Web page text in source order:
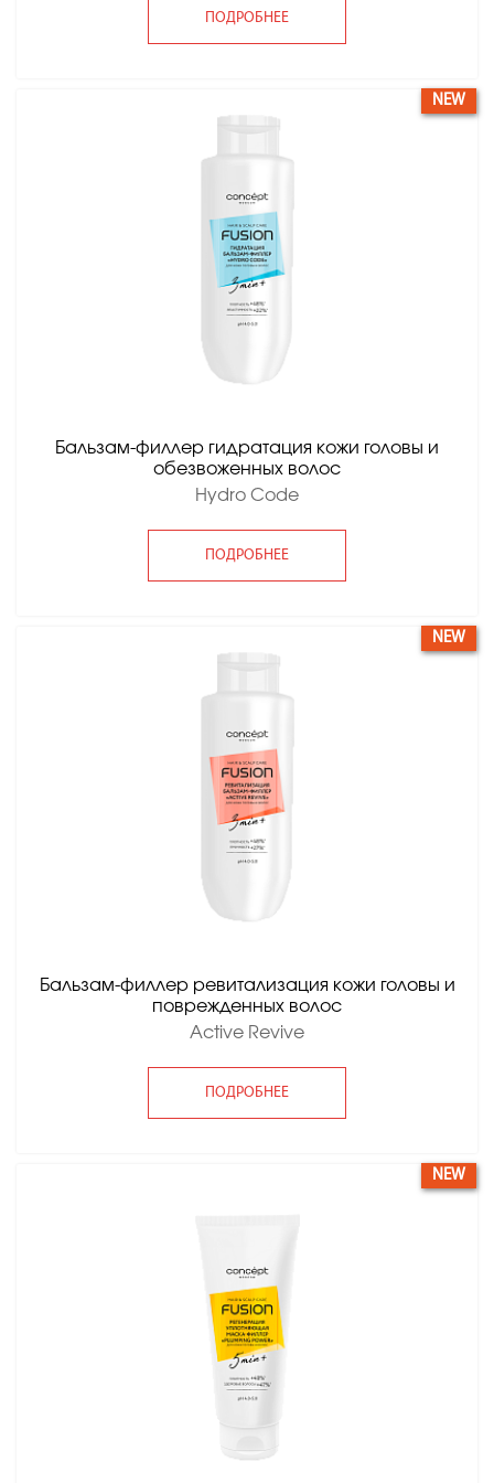
ПОДРОБНЕЕ
Бальзам-филлер гидратация кожи головы и
обезвоженных волос
Hydro Code
ПОДРОБНЕЕ
NEW
Бальзам-филлер ревитализация кожи головы и
поврежденных волос
Active Revive
ПОДРОБНЕЕ
NEW
NEW